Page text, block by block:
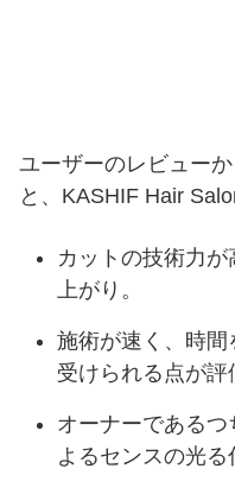
ユーザーのレビュー
と、KASHIF Hair
カットの技術力
上がり。
施術が速く、時間
受けられる点が評
オーナーである
よるセンスの光る